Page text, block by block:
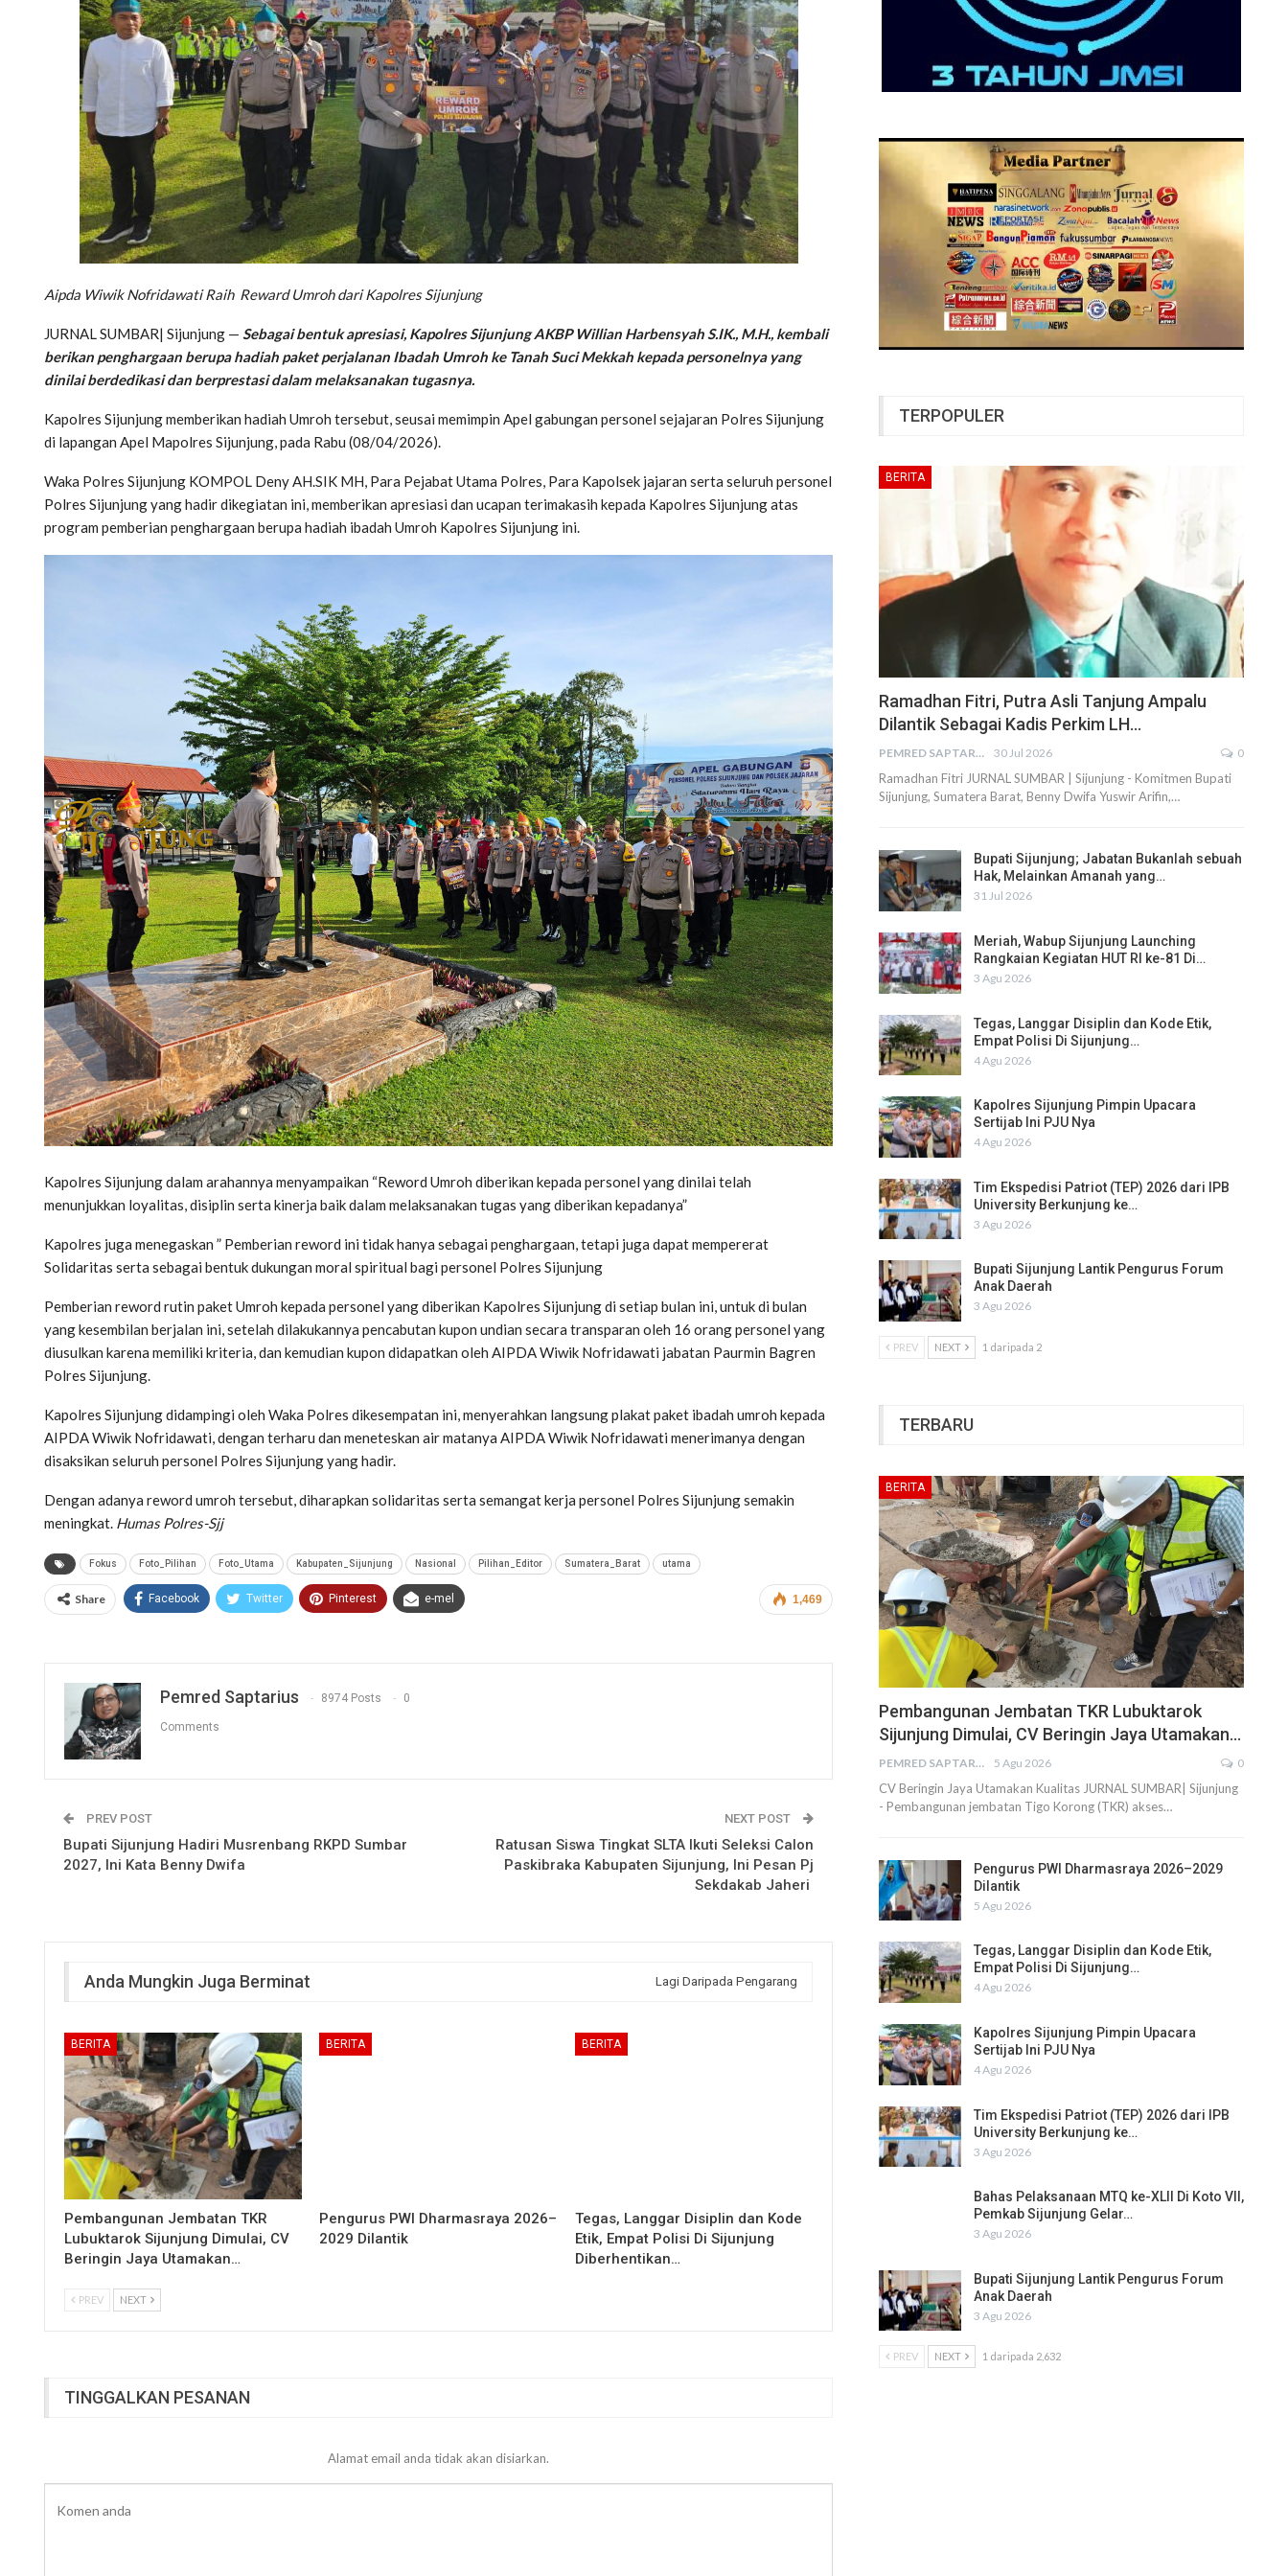
Aipda Wiwik Nofridawati Raih Reward Umroh dari Kapolres Sijunjung
JURNAL SUMBAR| Sijunjung — Sebagai bentuk apresiasi, Kapolres Sijunjung AKBP Willian Harbensyah S.IK., M.H., kembali
berikan penghargaan berupa hadiah paket perjalanan Ibadah Umroh ke Tanah Suci Mekkah kepada personelnya yang
dinilai berdedikasi dan berprestasi dalam melaksanakan tugasnya.
Kapolres Sijunjung memberikan hadiah Umroh tersebut, seusai memimpin Apel gabungan personel sejajaran Polres Sijunjung
di lapangan Apel Mapolres Sijunjung, pada Rabu (08/04/2026).
Waka Polres Sijunjung KOMPOL Deny AH.SIK MH, Para Pejabat Utama Polres, Para Kapolsek jajaran serta seluruh personel
Polres Sijunjung yang hadir dikegiatan ini, memberikan apresiasi dan ucapan terimakasih kepada Kapolres Sijunjung atas
program pemberian penghargaan berupa hadiah ibadah Umroh Kapolres Sijunjung ini.
Kapolres Sijunjung dalam arahannya menyampaikan “Reword Umroh diberikan kepada personel yang dinilai telah
menunjukkan loyalitas, disiplin serta kinerja baik dalam melaksanakan tugas yang diberikan kepadanya”
Kapolres juga menegaskan ” Pemberian reword ini tidak hanya sebagai penghargaan, tetapi juga dapat mempererat
Solidaritas serta sebagai bentuk dukungan moral spiritual bagi personel Polres Sijunjung
Pemberian reword rutin paket Umroh kepada personel yang diberikan Kapolres Sijunjung di setiap bulan ini, untuk di bulan
yang kesembilan berjalan ini, setelah dilakukannya pencabutan kupon undian secara transparan oleh 16 orang personel yang
diusulkan karena memiliki kriteria, dan kemudian kupon didapatkan oleh AIPDA Wiwik Nofridawati jabatan Paurmin Bagren
Polres Sijunjung.
Kapolres Sijunjung didampingi oleh Waka Polres dikesempatan ini, menyerahkan langsung plakat paket ibadah umroh kepada
AIPDA Wiwik Nofridawati, dengan terharu dan meneteskan air matanya AIPDA Wiwik Nofridawati menerimanya dengan
disaksikan seluruh personel Polres Sijunjung yang hadir.
Dengan adanya reword umroh tersebut, diharapkan solidaritas serta semangat kerja personel Polres Sijunjung semakin
meningkat. Humas Polres-Sjj
Fokus Foto_Pilihan Foto_Utama Kabupaten_Sijunjung Nasional Pilihan_Editor Sumatera_Barat utama
1,469
Share Facebook Twitter Pinterest e-mel
Pemred Saptarius 8974 Posts 0
Comments
PREV POST
Bupati Sijunjung Hadiri Musrenbang RKPD Sumbar
2027, Ini Kata Benny Dwifa
NEXT POST
Ratusan Siswa Tingkat SLTA Ikuti Seleksi Calon
Paskibraka Kabupaten Sijunjung, Ini Pesan Pj
Sekdakab Jaheri
Anda Mungkin Juga Berminat Lagi Daripada Pengarang
BERITA
Pembangunan Jembatan TKR
Lubuktarok Sijunjung Dimulai, CV
Beringin Jaya Utamakan…
BERITA
Pengurus PWI Dharmasraya 2026–
2029 Dilantik
BERITA
Tegas, Langgar Disiplin dan Kode
Etik, Empat Polisi Di Sijunjung
Diberhentikan…
PREV NEXT
TINGGALKAN PESANAN
Alamat email anda tidak akan disiarkan.
TERPOPULER
BERITA
Ramadhan Fitri, Putra Asli Tanjung Ampalu
Dilantik Sebagai Kadis Perkim LH…
PEMRED SAPTARIUS 30 Jul 2026 0
Ramadhan Fitri JURNAL SUMBAR | Sijunjung - Komitmen Bupati
Sijunjung, Sumatera Barat, Benny Dwifa Yuswir Arifin,…
Bupati Sijunjung; Jabatan Bukanlah sebuah
Hak, Melainkan Amanah yang…
31 Jul 2026
Meriah, Wabup Sijunjung Launching
Rangkaian Kegiatan HUT RI ke-81 Di…
3 Agu 2026
Tegas, Langgar Disiplin dan Kode Etik,
Empat Polisi Di Sijunjung…
4 Agu 2026
Kapolres Sijunjung Pimpin Upacara
Sertijab Ini PJU Nya
4 Agu 2026
Tim Ekspedisi Patriot (TEP) 2026 dari IPB
University Berkunjung ke…
3 Agu 2026
Bupati Sijunjung Lantik Pengurus Forum
Anak Daerah
3 Agu 2026
PREV NEXT 1 daripada 2
TERBARU
BERITA
Pembangunan Jembatan TKR Lubuktarok
Sijunjung Dimulai, CV Beringin Jaya Utamakan…
PEMRED SAPTARIUS 5 Agu 2026 0
CV Beringin Jaya Utamakan Kualitas JURNAL SUMBAR| Sijunjung
- Pembangunan jembatan Tigo Korong (TKR) akses…
Pengurus PWI Dharmasraya 2026–2029
Dilantik
5 Agu 2026
Tegas, Langgar Disiplin dan Kode Etik,
Empat Polisi Di Sijunjung…
4 Agu 2026
Kapolres Sijunjung Pimpin Upacara
Sertijab Ini PJU Nya
4 Agu 2026
Tim Ekspedisi Patriot (TEP) 2026 dari IPB
University Berkunjung ke…
3 Agu 2026
Bahas Pelaksanaan MTQ ke-XLII Di Koto VII,
Pemkab Sijunjung Gelar…
3 Agu 2026
Bupati Sijunjung Lantik Pengurus Forum
Anak Daerah
3 Agu 2026
PREV NEXT 1 daripada 2,632